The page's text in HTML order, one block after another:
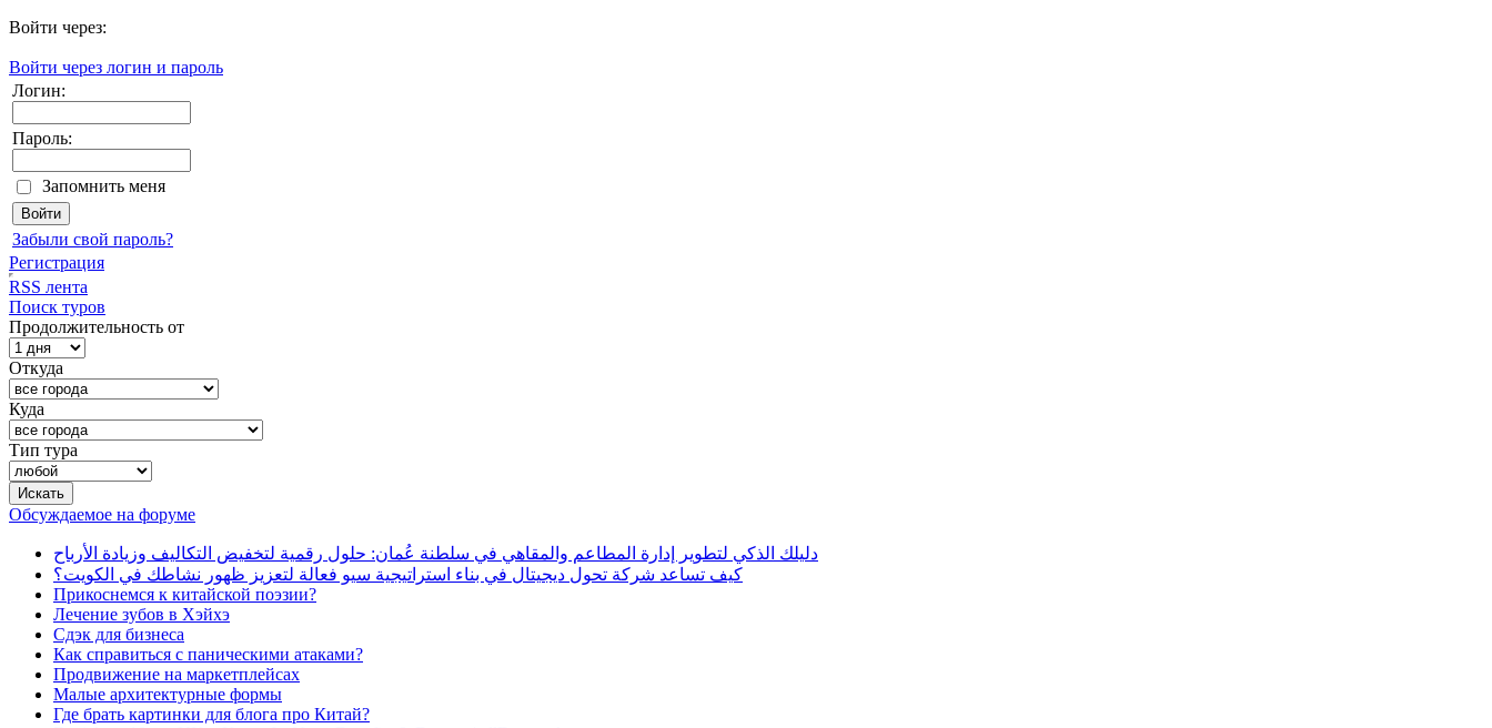
Войти через:
Войти через логин и пароль
Логин:
Пароль:
Запомнить меня
Забыли свой пароль?
Регистрация
RSS лента
Поиск туров
Продолжительность от
Откуда
Куда
Тип тура
Обсуждаемое на форуме
دليلك الذكي لتطوير إدارة المطاعم والمقاهي في سلطنة عُمان: حلول رقمية لتخفيض التكاليف وزيادة الأرباح
كيف تساعد شركة تحول ديجيتال في بناء استراتيجية سيو فعالة لتعزيز ظهور نشاطك في الكويت؟
Прикоснемся к китайской поэзии?
Лечение зубов в Хэйхэ
Сдэк для бизнеса
Как справиться с паническими атаками?
Продвижение на маркетплейсах
Малые архитектурные формы
Где брать картинки для блога про Китай?